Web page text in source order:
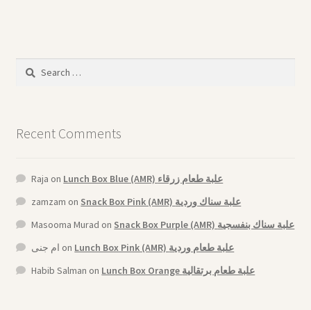
Search
Recent Comments
Raja on
Lunch Box Blue (AMR) علبة طعام زرقاء
zamzam on
Snack Box Pink (AMR) علبة سناك وردية
Masooma Murad on
Snack Box Purple (AMR) علبة سناك بنفسجية
ام جنى on
Lunch Box Pink (AMR) علبة طعام وردية
Habib Salman on Lunch Box Orange علبة طعام برتقالية